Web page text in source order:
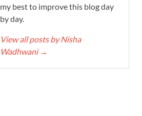
my best to improve this blog day
by day.
View all posts by Nisha
Wadhwani →